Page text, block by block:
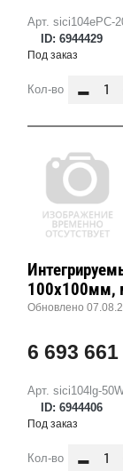
Арт. sici104ePC-
ID: 6944429
Под заказ
Кол-во -
Арт. sici104lg-
ID: 6944406
100х100мм,
Обновлено
6 693 661
Под заказ
Кол-во -